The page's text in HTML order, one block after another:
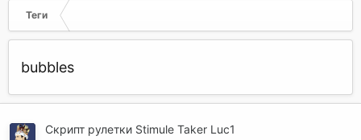
Теги
bubbles
Скрипт рулетки Stimule Taker Luc1